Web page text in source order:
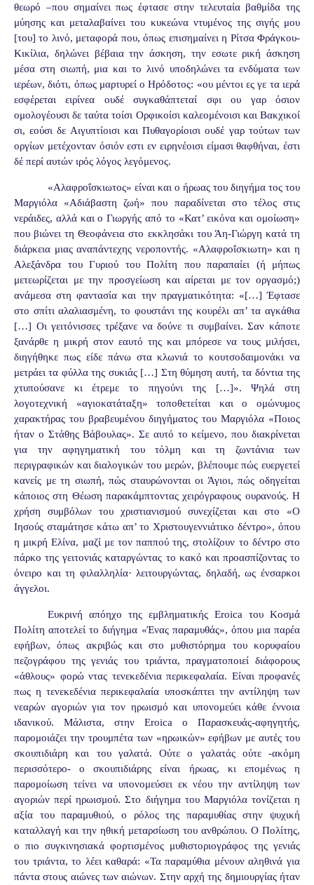
θεωρό –που σημαίνει πως έφτασε στην τελευταία βαθμίδα της
μύησης και μεταλαβαίνει του κυκεώνα ντυμένος της σιγής μου
[του] το λινό, μεταφορά που, όπως επισημαίνει η Ρίτσα Φράγκου-
Κικίλια, δηλώνει βέβαια την άσκηση, την εσωτε ρική άσκηση
μέσα στη σιωπή, μια και το λινό υποδηλώνει τα ενδύματα των
ιερέων, διότι, όπως μαρτυρεί ο Ηρόδοτος: «ου μέντοι ες γε τα ιερά
εσφέρεται ειρίνεα ουδέ συγκαθάπτεταί σφι ου γαρ όσιον
ομολογέουσι δε ταύτα τοίσι Ορφικοίσι καλεομένοισι και Βακχικοί
σι, εούσι δε Αιγυπτίοισι και Πυθαγορίοισι ουδέ γαρ τούτων των
οργίων μετέχονταν όσιόν εστι εν ειρηνέοισι είμασι θαφθήναι, έστι
δέ περί αυτών ιρός λόγος λεγόμενος.
«Αλαφροΐσκιωτος» είναι και ο ήρωας του διηγήμα τος του
Μαργιόλα «Αδιάβαστη ζωή» που παραδίνεται στο τέλος στις
νεράιδες, αλλά και ο Γιωργής από το «Κατ’ εικόνα και ομοίωση»
που βιώνει τη Θεοφάνεια στο εκκλησάκι του Άη-Γιώργη κατά τη
διάρκεια μιας αναπάντεχης νεροποντής. «Αλαφροΐσκιωτη» και η
Αλεξάνδρα του Γυριού του Πολίτη που παραπαίει (ή μήπως
μετεωρίζεται με την προσγείωση και αίρεται με τον οργασμό;)
ανάμεσα στη φαντασία και την πραγματικότητα: «[…] Έφτασε
στο σπίτι αλαλιασμένη, το φουστάνι της κουρέλι απ’ τα αγκάθια
[…] Οι γειτόνισσες τρέξανε να δούνε τι συμβαίνει. Σαν κάποτε
ξανάρθε η μικρή στον εαυτό της και μπόρεσε να τους μιλήσει,
διηγήθηκε πως είδε πάνω στα κλωνιά το κουτσοδαιμονάκι να
μετράει τα φύλλα της συκιάς […] Στη θύμηση αυτή, τα δόντια της
χτυπούσανε κι έτρεμε το πηγούνι της […]». Ψηλά στη
λογοτεχνική «αγιοκατάταξη» τοποθετείται και ο ομώνυμος
χαρακτήρας του βραβευμένου διηγήματος του Μαργιόλα «Ποιος
ήταν ο Στάθης Βάβουλας». Σε αυτό το κείμενο, που διακρίνεται
για την αφηγηματική του τόλμη και τη ζωντάνια των
περιγραφικών και διαλογικών του μερών, βλέπουμε πώς ευεργετεί
κανείς με τη σιωπή, πώς σταυρώνονται οι Άγιοι, πώς οδηγείται
κάποιος στη Θέωση παρακάμπτοντας χειρόγραφους ουρανούς. Η
χρήση συμβόλων του χριστιανισμού συνεχίζεται και στο «Ο
Ιησούς σταμάτησε κάτω απ’ το Χριστουγεννιάτικο δέντρο», όπου
η μικρή Ελίνα, μαζί με τον παππού της, στολίζουν το δέντρο στο
πάρκο της γειτονιάς καταργώντας το κακό και προασπίζοντας το
όνειρο και τη φιλαλληλία· λειτουργώντας, δηλαδή, ως ένσαρκοι
άγγελοι.
Ευκρινή απόηχο της εμβληματικής Eroica του Κοσμά
Πολίτη αποτελεί το διήγημα «Ένας παραμυθάς», όπου μια παρέα
εφήβων, όπως ακριβώς και στο μυθιστόρημα του κορυφαίου
πεζογράφου της γενιάς του τριάντα, πραγματοποιεί διάφορους
«άθλους» φορώ ντας τενεκεδένια περικεφαλαία. Είναι προφανές
πως η τενεκεδένια περικεφαλαία υποσκάπτει την αντίληψη των
νεαρών αγοριών για τον ηρωισμό και υπονομεύει κάθε έννοια
ιδανικού. Μάλιστα, στην Eroica ο Παρασκευάς-αφηγητής,
παρομοιάζει την τρουμπέτα των «ηρωικών» εφήβων με αυτές του
σκουπιδιάρη και του γαλατά. Ούτε ο γαλατάς ούτε -ακόμη
περισσότερο- ο σκουπιδιάρης είναι ήρωας, κι επομένως η
παρομοίωση τείνει να υπονομεύσει εκ νέου την αντίληψη των
αγοριών περί ηρωισμού. Στο διήγημα του Μαργιόλα τονίζεται η
αξία του παραμυθιού, ο ρόλος της παραμυθίας στην ψυχική
καταλλαγή και την ηθική μεταρσίωση του ανθρώπου. Ο Πολίτης,
ο πιο συγκινησιακά φορτισμένος μυθιστοριογράφος της γενιάς
του τριάντα, το λέει καθαρά: «Τα παραμύθια μένουν αληθινά για
πάντα στους αιώνες των αιώνων. Στην αρχή της δημιουργίας ήταν